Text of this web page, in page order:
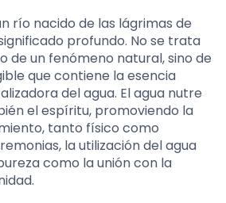
río nacido de las lágrimas de
profundo. No se trata
de un fenómeno natural, sino de
que contiene la esencia
del agua. El agua nutre
el espíritu, promoviendo la
tanto físico como
la utilización del agua
como la unión con la